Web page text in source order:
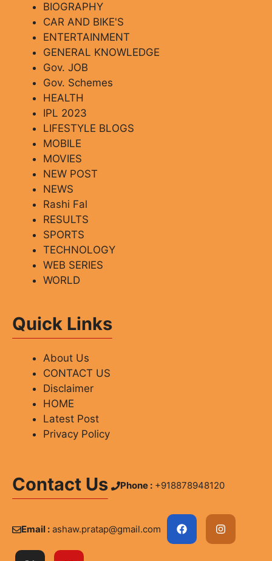
BIOGRAPHY
CAR AND BIKE'S
ENTERTAINMENT
GENERAL KNOWLEDGE
Gov. JOB
Gov. Schemes
HEALTH
IPL 2023
LIFESTYLE BLOGS
MOBILE
MOVIES
NEW POST
NEWS
Rashi Fal
RESULTS
SPORTS
TECHNOLOGY
WEB SERIES
WORLD
Quick Links
About Us
CONTACT US
Disclaimer
HOME
Latest Post
Privacy Policy
Contact Us Phone : +918878948120
Email : ashaw.pratap@gmail.com